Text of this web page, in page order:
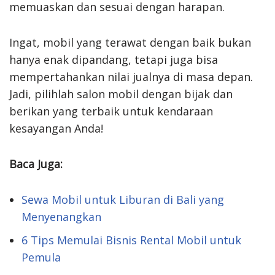
memuaskan dan sesuai dengan harapan.
Ingat, mobil yang terawat dengan baik bukan
hanya enak dipandang, tetapi juga bisa
mempertahankan nilai jualnya di masa depan.
Jadi, pilihlah salon mobil dengan bijak dan
berikan yang terbaik untuk kendaraan
kesayangan Anda!
Baca Juga:
Sewa Mobil untuk Liburan di Bali yang
Menyenangkan
6 Tips Memulai Bisnis Rental Mobil untuk
Pemula